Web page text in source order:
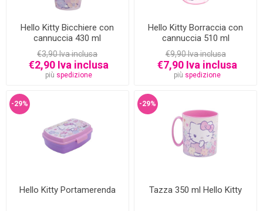
Hello Kitty Bicchiere con
cannuccia 430 ml
€3,90 Iva inclusa
€2,90 Iva inclusa
più spedizione
Hello Kitty Borraccia con
cannuccia 510 ml
€9,90 Iva inclusa
€7,90 Iva inclusa
più spedizione
-29%
Hello Kitty Portamerenda
-29%
Tazza 350 ml Hello Kitty